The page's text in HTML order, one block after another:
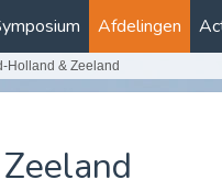
Afdelingen
Holland & Zeeland